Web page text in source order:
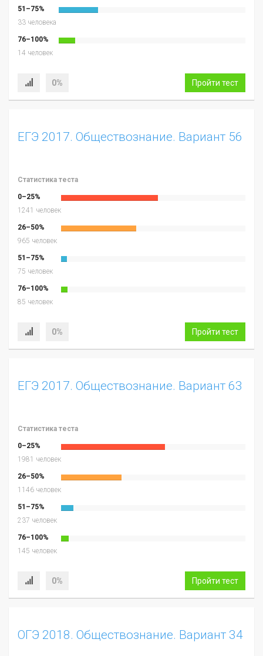
51–75%
33 человека
76–100%
14 человек
0% Пройти тест
ЕГЭ 2017. Обществознание. Вариант 56
Статистика теста
0–25%
1241 человек
26–50%
965 человек
51–75%
75 человек
76–100%
85 человек
0% Пройти тест
ЕГЭ 2017. Обществознание. Вариант 63
Статистика теста
0–25%
1981 человек
26–50%
1146 человек
51–75%
237 человек
76–100%
145 человек
0% Пройти тест
ОГЭ 2018. Обществознание. Вариант 34